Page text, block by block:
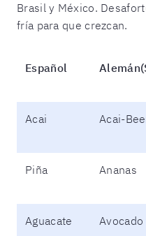
Brasil y México.
fría para que crezcan.
Español
Acai Acai-
Piña Ananas
Aguacate Avocado